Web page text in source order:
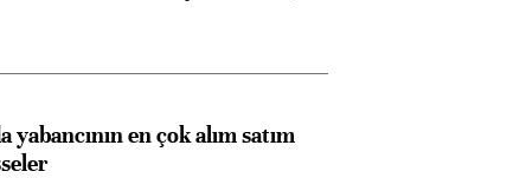
yabancının en çok alım satım